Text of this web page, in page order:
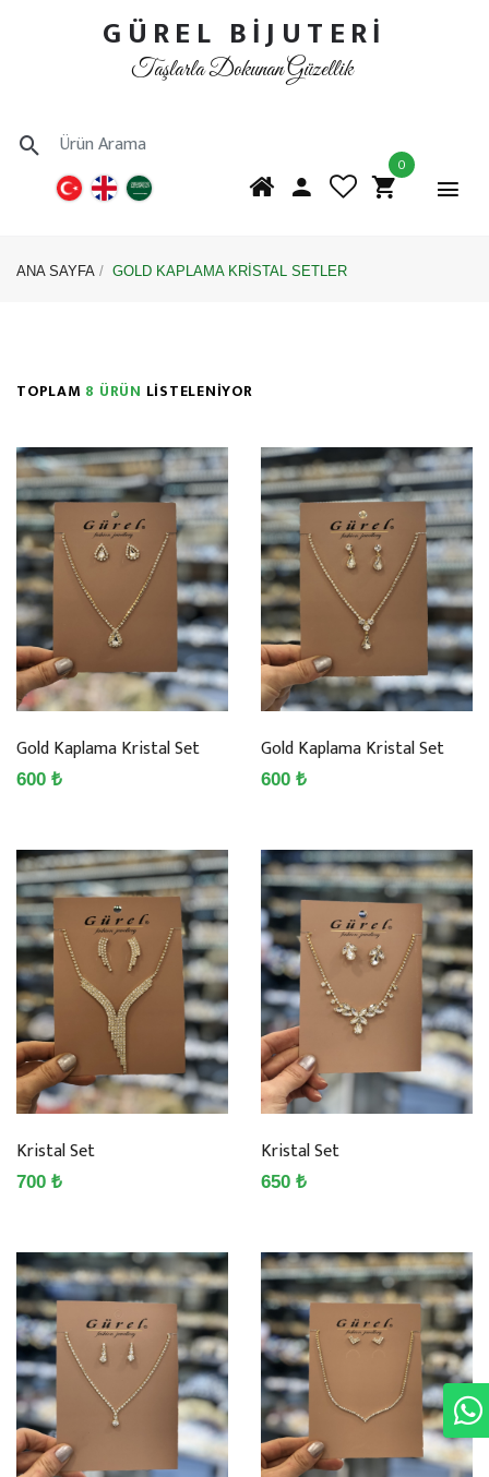
GÜREL BİJUTERİ
Taşlarla Dokunan Güzellik
0
ANA SAYFA GOLD KAPLAMA KRİSTAL SETLER
TOPLAM 8 ÜRÜN LİSTELENİYOR
Gold Kaplama Kristal Set
600 ₺
Gold Kaplama Kristal Set
600 ₺
Kristal Set
700 ₺
Kristal Set
650 ₺